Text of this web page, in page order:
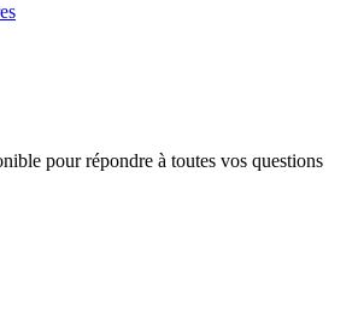
pour répondre à toutes vos questions